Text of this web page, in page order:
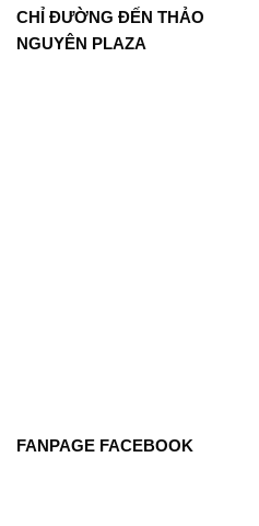
CHỈ ĐƯỜNG ĐẾN THẢO
NGUYÊN PLAZA
FANPAGE FACEBOOK